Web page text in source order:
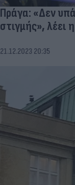
Πράγα: «Δεν
στιγμής», λέει
21.12.2023 20:35